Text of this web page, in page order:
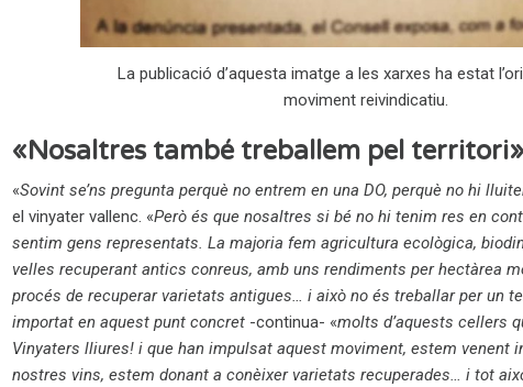
La publicació d’aquesta imatge a les xarxes ha estat
moviment reivindicatiu.
«Nosaltres també treballem pel territori»
«Sovint se’ns pregunta perquè no entrem en una DO, perquè no hi
el vinyater vallenc. «Però és que nosaltres si bé no hi tenim res en
sentim gens representats. La majoria fem agricultura ecològica,
velles recuperant antics conreus, amb uns rendiments per hectàrea
procés de recuperar varietats antigues… i això no és treballar per un
importat en aquest punt concret -continua- «molts d’aquests cellers
Vinyaters lliures! i que han impulsat aquest moviment, estem venent
nostres vins, estem donant a conèixer varietats recuperades… i tot